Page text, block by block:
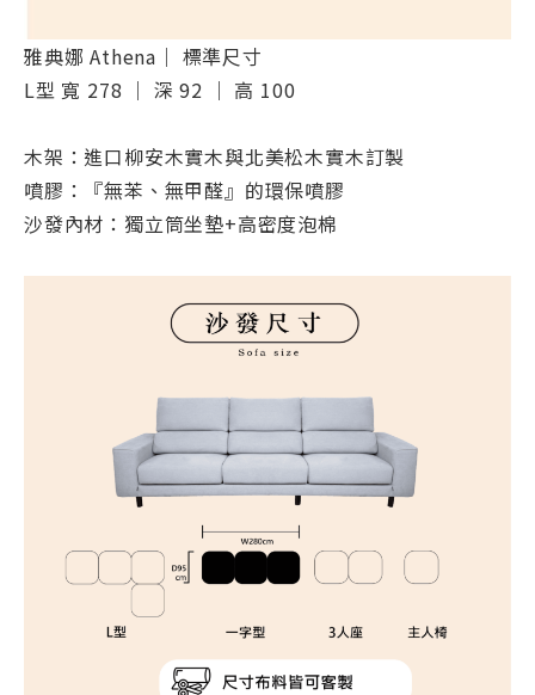
雅典娜 Athena｜ 標準尺寸
L型 寬 278 ｜ 深 92 ｜ 高 100
木架：進口柳安木實木與北美松木實木訂製
噴膠：『無苯、無甲醛』的環保噴膠
沙發內材：獨立筒坐墊+高密度泡棉